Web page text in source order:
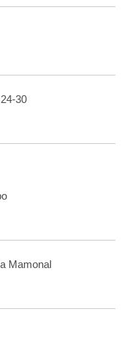
30
Mamonal